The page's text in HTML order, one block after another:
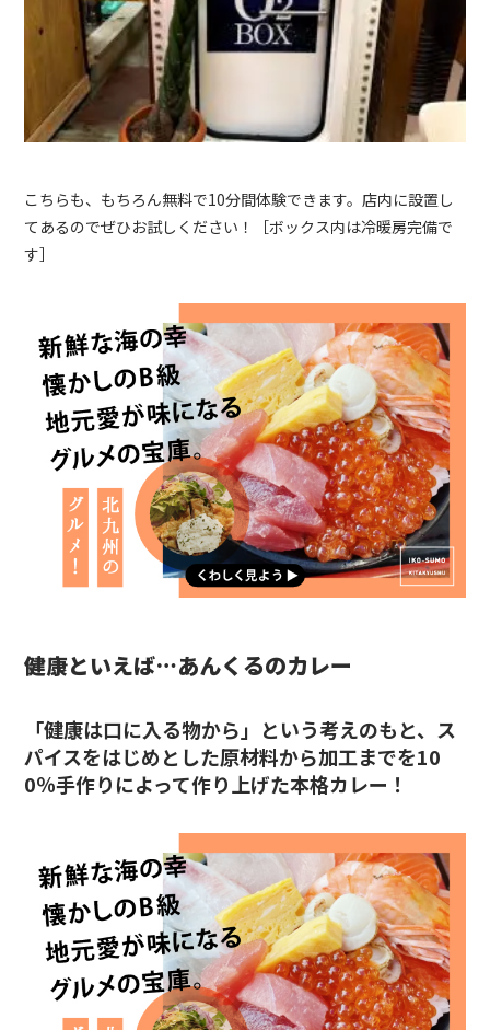
こちらも、もちろん無料で10分間体験できます。店内に設置し
てあるのでぜひお試しください！［ボックス内は冷暖房完備で
す］
健康といえば…あんくるのカレー
「健康は口に入る物から」という考えのもと、ス
パイスをはじめとした原材料から加工までを10
0％手作りによって作り上げた本格カレー！